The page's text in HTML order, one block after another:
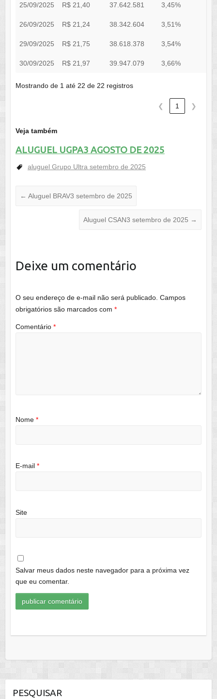
25/09/2025 R$ 21,40 37.642.581 3,45%
26/09/2025 R$ 21,24 38.342.604 3,51%
29/09/2025 R$ 21,75 38.618.378 3,54%
30/09/2025 R$ 21,97 39.947.079 3,66%
Mostrando de 1 até 22 de 22 registros
❮ 1 ❯
Veja também
ALUGUEL UGPA3 AGOSTO DE 2025
aluguel Grupo Ultra setembro de 2025
← Aluguel BRAV3 setembro de 2025
Aluguel CSAN3 setembro de 2025 →
Deixe um comentário
O seu endereço de e-mail não será publicado. Campos
obrigatórios são marcados com *
Comentário *
Nome *
E-mail *
Site
Salvar meus dados neste navegador para a próxima vez
que eu comentar.
PESQUISAR